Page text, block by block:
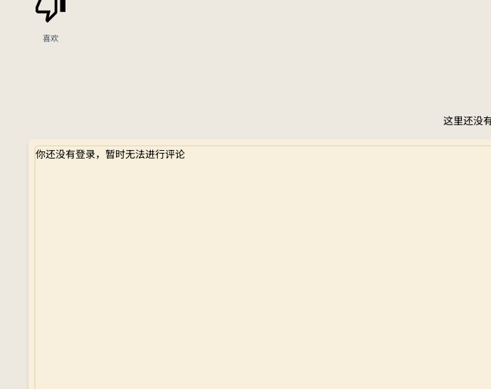
喜欢
这里还没
你还没有登录，暂时无法进行评论